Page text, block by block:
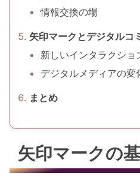
情報交換の場
矢印マークとデジタルコ
新しいインタラクショ
デジタルメディアの変
まとめ
矢印マークの